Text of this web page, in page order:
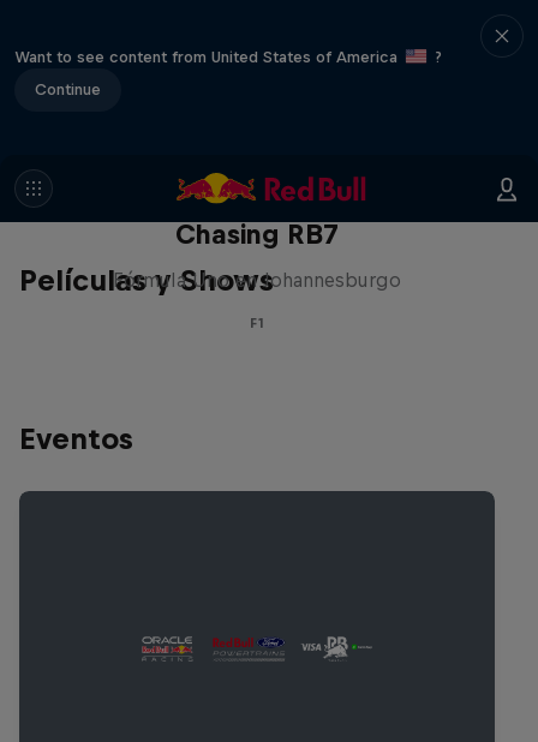
Want to see content from United States of America
?
Continue
Películas y Shows
Chasing RB7
Fórmula Uno en Johannesburgo
F1
Eventos